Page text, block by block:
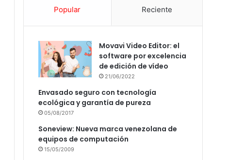
Popular Reciente
Movavi Video Editor: el
software por excelencia
de edición de vídeo
21/06/2022
Envasado seguro con tecnología
ecológica y garantía de pureza
05/08/2017
Soneview: Nueva marca venezolana de
equipos de computación
15/05/2009